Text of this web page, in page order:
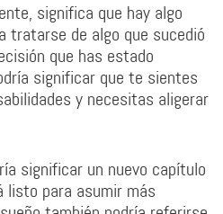
significa que hay algo
tratarse de algo que sucedió
que has estado
significar que te sientes
y necesitas aligerar
significar un nuevo capítulo
listo para asumir más